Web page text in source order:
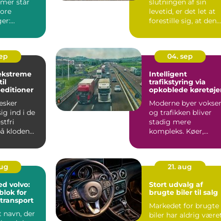
levetid, er det let at
forestille sig, at den
ind i de
kloden
04. sep
Intelligent
trafikstyring via
opkoblede
Moderne byer
og trafikken bliver
stadig mere
kompleks. Køer,
volvo:
for
navn, der
21. aug
Stort udvalg af
brugte biler til salg
Markedet for brugte
biler har aldrig